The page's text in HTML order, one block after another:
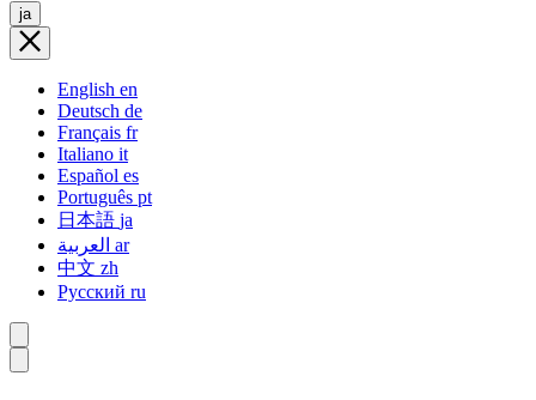
ja
English en
Deutsch de
Français fr
Italiano it
Español es
Português pt
日本語 ja
ar
中文 zh
Русский ru